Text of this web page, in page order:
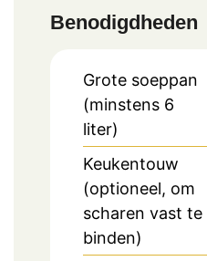
Benodigdheden
Grote soeppan
(minstens 6
liter)
Keukentouw
(optioneel, om
scharen vast te
binden)